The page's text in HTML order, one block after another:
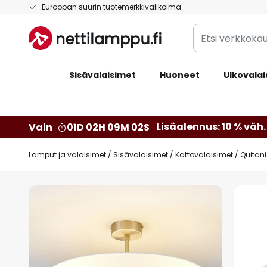
Euroopan suurin tuotemerkkivalikoima
Skip
Content
Etsi
verkkokaupan
Sisävalaisimet Huoneet
Vain 01D 02H 09M 01S Lisäalennus: 10 %
Lamput ja valaisimet Sisävalaisimet Kattovalaisimet